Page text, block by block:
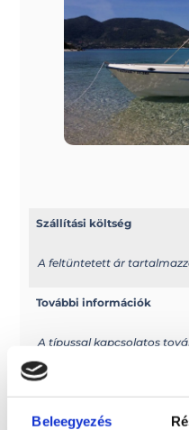
Beleegyezés
Szállítási költség
A feltüntetett ár
További információk
A típussal kapcsolatos
weboldalon találhatja meg:
Elektromos kivitel?